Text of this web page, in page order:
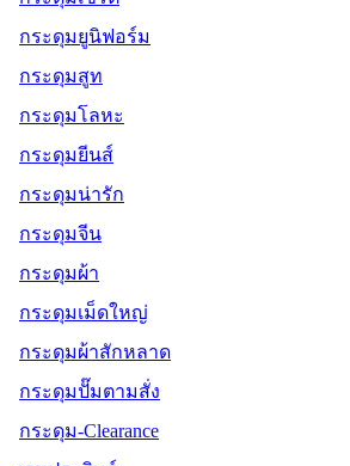
กระดุมยูนิฟอร์ม
กระดุมสูท
กระดุมโลหะ
กระดุมยีนส์
กระดุมน่ารัก
กระดุมจีน
กระดุมผ้า
กระดุมเม็ดใหญ่
กระดุมผ้าสักหลาด
กระดุมปั๊มตามสั่ง
กระดุม-Clearance